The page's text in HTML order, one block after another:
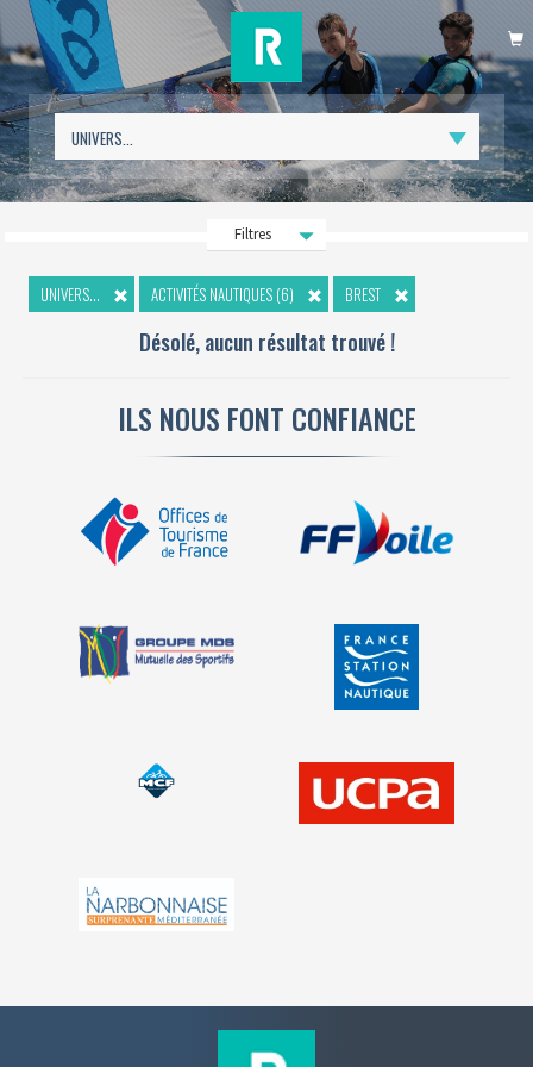
Filtres
UNIVERS... ACTIVITÉS NAUTIQUES (6) BREST
Désolé, aucun résultat trouvé !
ILS NOUS FONT CONFIANCE